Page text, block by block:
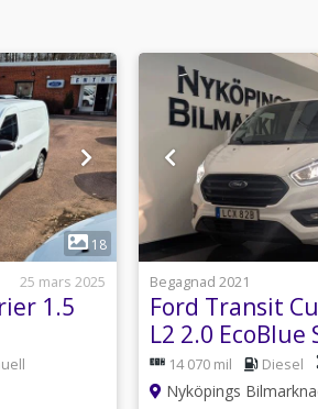
18
25 mars 2025
1.5
1
Begagnad 2021
Ford Transit
L2 2.0
Värmare
14 070 mil Diesel
Nyköpings